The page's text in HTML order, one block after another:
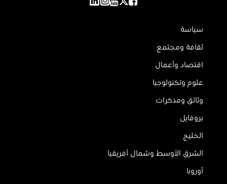
سياسة
ثقافة ومجتمع
اقتصاد وأعمال
علوم وتكنولوجيا
وثائق ومذكرات
بروفايل
الخليج
الشرق الأوسط وشمال أفريقيا
أوروبا